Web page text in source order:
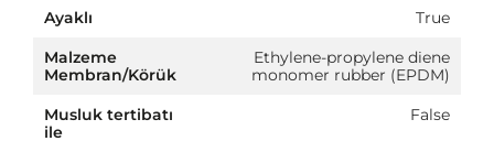
Ayaklı
True
Malzeme
Membran/Körük
Ethylene-propylene diene
monomer rubber (EPDM)
Musluk tertibatı
ile
False